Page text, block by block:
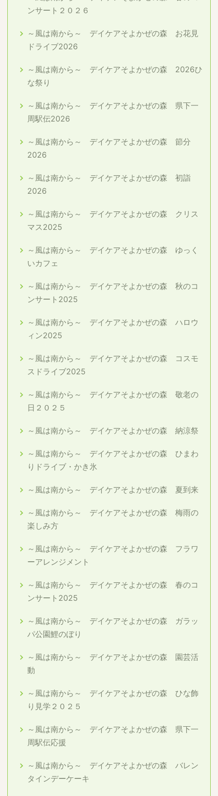
ンサート２０２６
～風は南から～ デイケアそよかぜの森 お花見
ドライブ2026
～風は南から～ デイケアそよかぜの森 2026ひ
な祭り
～風は南から～ デイケアそよかぜの森 県下一
周駅伝2026
～風は南から～ デイケアそよかぜの森 節分
2026
～風は南から～ デイケアそよかぜの森 初詣
2026
～風は南から～ デイケアそよかぜの森 クリス
マス2025
～風は南から～ デイケアそよかぜの森 ゆっく
いカフェ
～風は南から～ デイケアそよかぜの森 秋のコ
ンサート2025
～風は南から～ デイケアそよかぜの森 ハロウ
ィン2025
～風は南から～ デイケアそよかぜの森 コスモ
スドライブ2025
～風は南から～ デイケアそよかぜの森 敬老の
日２０２５
～風は南から～ デイケアそよかぜの森 納涼祭
～風は南から～ デイケアそよかぜの森 ひまわ
りドライブ・かき氷
～風は南から～ デイケアそよかぜの森 夏到来
～風は南から～ デイケアそよかぜの森 梅雨の
楽しみ方
～風は南から～ デイケアそよかぜの森 フラワ
ーアレンジメント
～風は南から～ デイケアそよかぜの森 春のコ
ンサート2025
～風は南から～ デイケアそよかぜの森 ガラッ
パ公園鯉のぼり
～風は南から～ デイケアそよかぜの森 園芸活
動
～風は南から～ デイケアそよかぜの森 ひな飾
り見学２０２５
～風は南から～ デイケアそよかぜの森 県下一
周駅伝応援
～風は南から～ デイケアそよかぜの森 バレン
タインデーケーキ